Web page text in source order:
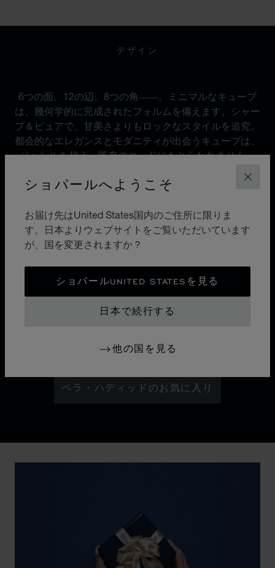
閉じる
ショパールへようこそ
お届け先はUnited States国内のご住所に限りま
す。日本よりウェブサイトをご覧いただいています
が、国を変更されますか？
ショパールUNITED STATESを見る
日本で続行する
他の国を見る
デザイン
6つの面、12の辺、8つの角――。ミニマルなキューブ
は、幾何学的に完成されたフォルムを備えます。シャー
プ＆ピュアで、甘美さよりもロックなスタイルを追究。
都会的なエレガンスとモダニティが出会うキューブは、
ジャンルを超え、既存のコードにもとらわれません。
アイスキューブ×ベラ・ハディッド
SCULPTED BY LIGHT
ショパールのアイコニックな「アイスキューブ」コレク
ションの新たな章の始まりを告げるキャンペーン——
「Sculpted by Light（光が魅せる彫刻）」。夜の帳の中
に浮かび上がる街の灯が織りなすアブストラクトな都会
を輝かせます。
ベラ・ハディッドのお気に入り